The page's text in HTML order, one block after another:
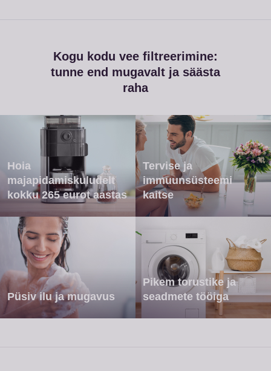
Kogu kodu vee filtreerimine:
tunne end mugavalt ja säästa
raha
Hoia
majapidamiskuludelt
kokku 265 eurot aastas
Tervise ja
immuunsüsteemi
kaitse
Püsiv ilu ja mugavus
Pikem torustike ja
seadmete tööiga